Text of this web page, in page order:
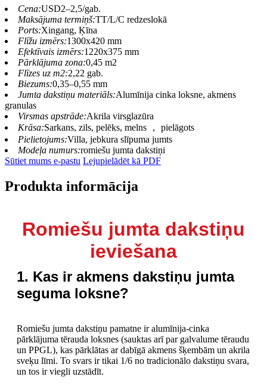
Cena:USD2–2,5/gab.
Maksājuma termiņš:TT/L/C redzeslokā
Ports:Xingang, Ķīna
Flīžu izmērs:1300x420 mm
Efektīvais izmērs:1220x375 mm
Pārklājuma zona:0,45 m2
Flīzes uz m2:2,22 gab.
Biezums:0,35–0,55 mm
Jumta dakstiņu materiāls:Alumīnija cinka loksne, akmens
granulas
Virsmas apstrāde:Akrila virsglazūra
Krāsa:Sarkans, zils, pelēks, melns ， pielāgots
Pielietojums:Villa, jebkura slīpuma jumts
Modeļa numurs:romiešu jumta dakstiņi
Sūtiet mums e-pastu Lejupielādēt kā PDF
Produkta informācija
Romiešu jumta dakstiņu
ieviešana
1. Kas ir akmens dakstiņu jumta
seguma loksne?
Romiešu jumta dakstiņu pamatne ir alumīnija-cinka
pārklājuma tērauda loksnes (sauktas arī par galvalume tēraudu
un PPGL), kas pārklātas ar dabīgā akmens šķembām un akrila
sveķu līmi. To svars ir tikai 1/6 no tradicionālo dakstiņu svara,
un tos ir viegli uzstādīt.